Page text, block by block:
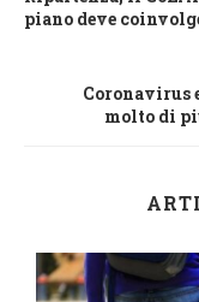
piano deve
Coronavirus
molto di